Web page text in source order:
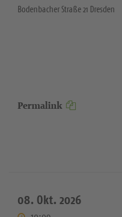
Bodenbacher Straße 21 Dresden
Permalink
08. Okt. 2026